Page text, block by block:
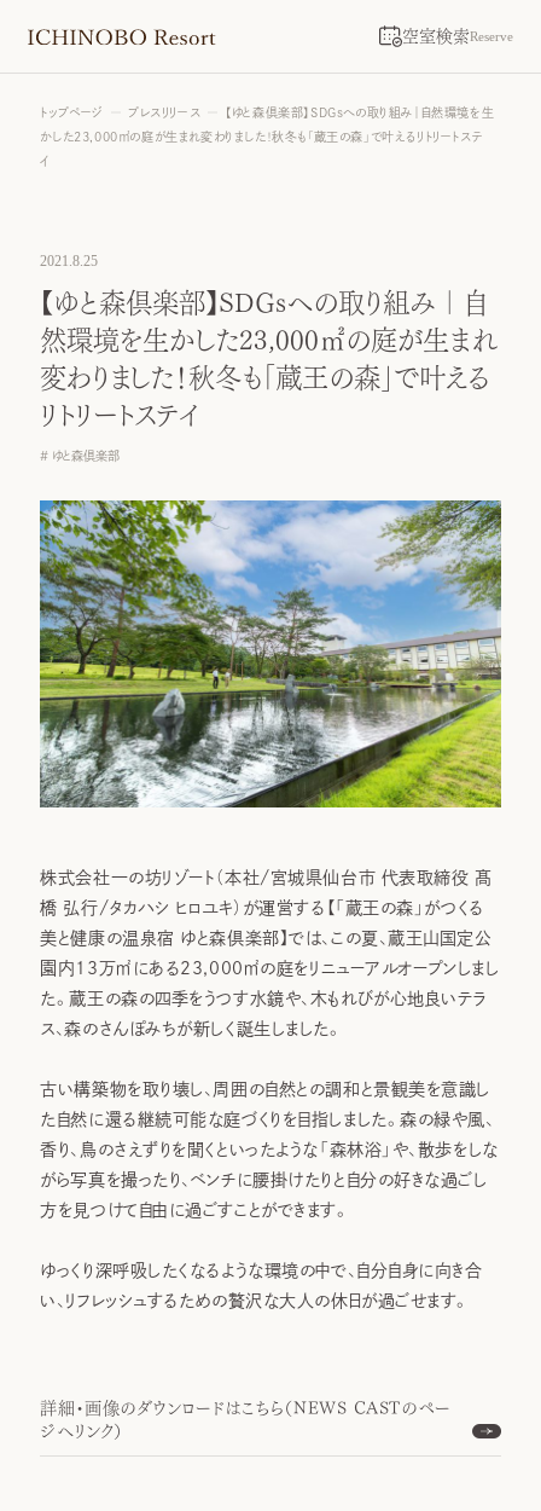
空室検索Reserve
トップページ プレスリリース
【ゆと森倶楽部】SDGsへの取り組み｜自然環境を生
かした23,000㎡の庭が生まれ変わりました！秋冬も「蔵王の森」で叶えるリトリートステ
イ
2021.8.25
【ゆと森倶楽部】SDGsへの取り組み｜自
然環境を生かした23,000㎡の庭が生まれ
変わりました！秋冬も「蔵王の森」で叶える
リトリートステイ
ゆと森倶楽部
株式会社⼀の坊リゾート（本社/宮城県仙台市 代表取締役 髙
橋 弘行/タカハシ ヒロユキ）が運営する【「蔵王の森」がつくる
美と健康の温泉宿 ゆと森倶楽部】では、この夏、蔵王山国定公
園内13万㎡にある23,000㎡の庭をリニューアルオープンしまし
た。蔵王の森の四季をうつす水鏡や、木もれびが心地良いテラ
ス、森のさんぽみちが新しく誕生しました。
古い構築物を取り壊し、周囲の自然との調和と景観美を意識し
た自然に還る継続可能な庭づくりを目指しました。森の緑や風、
香り、鳥のさえずりを聞くといったような「森林浴」や、散歩をしな
がら写真を撮ったり、ベンチに腰掛けたりと自分の好きな過ごし
方を見つけて自由に過ごすことができます。
ゆっくり深呼吸したくなるような環境の中で、自分自身に向き合
い、リフレッシュするための贅沢な大人の休日が過ごせます。
詳細・画像のダウンロードはこちら（NEWS CASTのペー
ジへリンク）